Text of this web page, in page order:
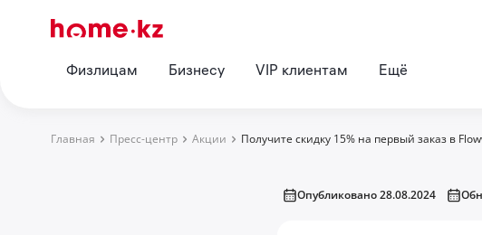
Физлицам Бизнесу VIP клиентам Ещё
Главная Пресс-центр Акции Получите скидку 15% на первый заказ в
Опубликовано 28.08.2024